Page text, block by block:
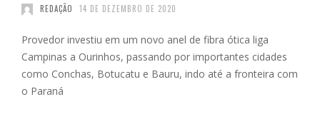
REDAÇÃO 14 DE DEZEMBRO DE 2020
Provedor investiu em um novo anel de fibra ótica liga
Campinas a Ourinhos, passando por importantes cidades
como Conchas, Botucatu e Bauru, indo até a fronteira com
o Paraná